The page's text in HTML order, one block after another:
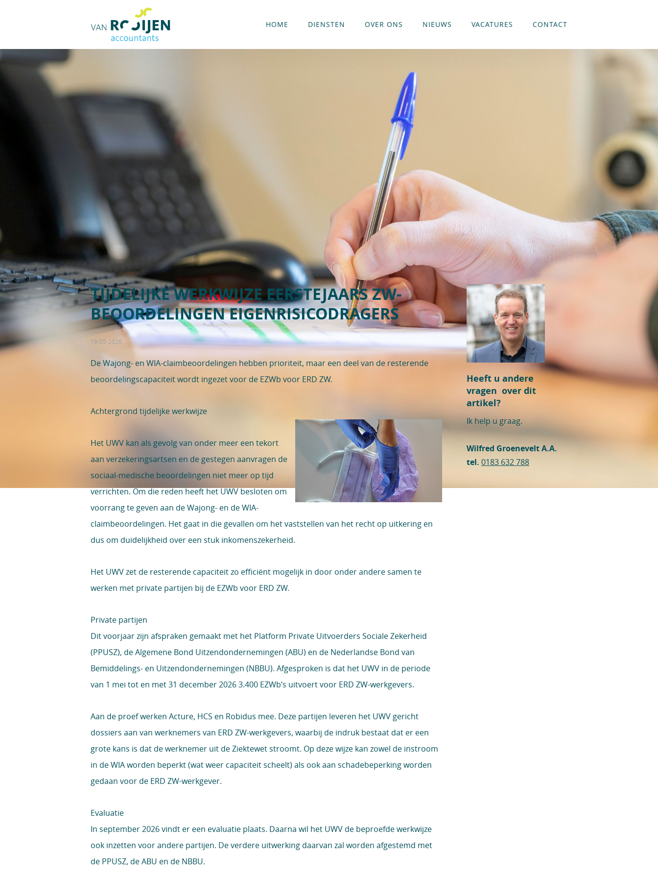
HOME DIENSTEN OVER ONS NIEUWS VACATURES CONTACT
TIJDELIJKE WERKWIJZE EERSTEJAARS ZW-
BEOORDELINGEN EIGENRISICODRAGERS
19-05-2026
De Wajong- en WIA-claimbeoordelingen hebben prioriteit, maar een deel van de resterende
beoordelingscapaciteit wordt ingezet voor de EZWb voor ERD ZW.
Achtergrond tijdelijke werkwijze
Het UWV kan als gevolg van onder meer een tekort
aan verzekeringsartsen en de gestegen aanvragen de
sociaal-medische beoordelingen niet meer op tijd
verrichten. Om die reden heeft het UWV besloten om
voorrang te geven aan de Wajong- en de WIA-
claimbeoordelingen. Het gaat in die gevallen om het vaststellen van het recht op uitkering en
dus om duidelijkheid over een stuk inkomenszekerheid.
Het UWV zet de resterende capaciteit zo efficiënt mogelijk in door onder andere samen te
werken met private partijen bij de EZWb voor ERD ZW.
Private partijen
Dit voorjaar zijn afspraken gemaakt met het Platform Private Uitvoerders Sociale Zekerheid
(PPUSZ), de Algemene Bond Uitzendondernemingen (ABU) en de Nederlandse Bond van
Bemiddelings- en Uitzendondernemingen (NBBU). Afgesproken is dat het UWV in de periode
van 1 mei tot en met 31 december 2026 3.400 EZWb’s uitvoert voor ERD ZW-werkgevers.
Aan de proef werken Acture, HCS en Robidus mee. Deze partijen leveren het UWV gericht
dossiers aan van werknemers van ERD ZW-werkgevers, waarbij de indruk bestaat dat er een
grote kans is dat de werknemer uit de Ziektewet stroomt. Op deze wijze kan zowel de instroom
in de WIA worden beperkt (wat weer capaciteit scheelt) als ook aan schadebeperking worden
gedaan voor de ERD ZW-werkgever.
Evaluatie
In september 2026 vindt er een evaluatie plaats. Daarna wil het UWV de beproefde werkwijze
ook inzetten voor andere partijen. De verdere uitwerking daarvan zal worden afgestemd met
de PPUSZ, de ABU en de NBBU.
Heeft u andere
vragen over dit
artikel?
Ik help u graag.
Wilfred Groenevelt A.A.
tel. 0183 632 788